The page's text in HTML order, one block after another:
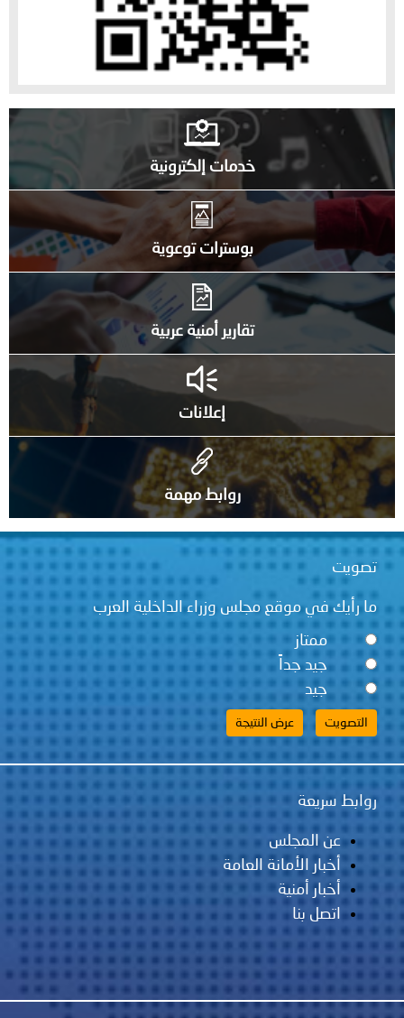
خدمات إلكترونية
بوسترات توعوية
تقارير أمنية عربية
إعلانات
روابط مهمة
تصويت
ما رأيك في موقع مجلس وزراء الداخلية العرب
ممتاز
جيد جداً
جيد
روابط سريعة
عن المجلس
أخبار الأمانة العامة
أخبار أمنية
اتصل بنا